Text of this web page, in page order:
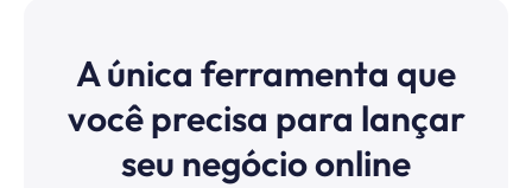
A única ferramenta que
você precisa para lançar
seu negócio online